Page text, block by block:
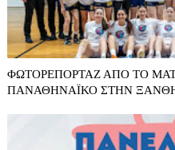
ΦΩΤΟΡΕΠΟΡΤΑΖ ΑΠΟ ΤΟ
ΠΑΝΑΘΗΝΑΪΚΟ ΣΤΗΝ ΞΑΝΘΗ